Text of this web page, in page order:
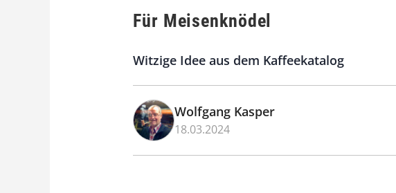
Für Meisenknödel
Witzige Idee aus dem Kaffeekatalog
Wolfgang Kasper
18.03.2024